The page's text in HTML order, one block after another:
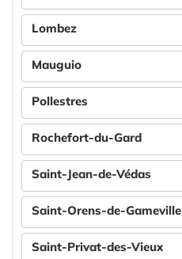
Lombez
Mauguio
Pollestres
Rochefort-du-Gard
Saint-Jean-de-Védas
Saint-Orens-de-Gameville
Saint-Privat-des-Vieux